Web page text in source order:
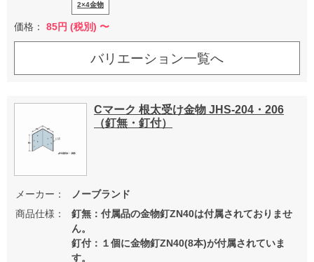
2×4金物
価格： 85円 (税別) 〜
バリエーション一覧へ
Cマーク 根太受け金物 JHS-204・206
（釘無・釘付）
メーカー：
ノーブランド
商品仕様：
釘無：付属品の金物釘ZN40は付属されておりませ
ん。
釘付：１個に金物釘ZN40(8本)が付属されていま
す。